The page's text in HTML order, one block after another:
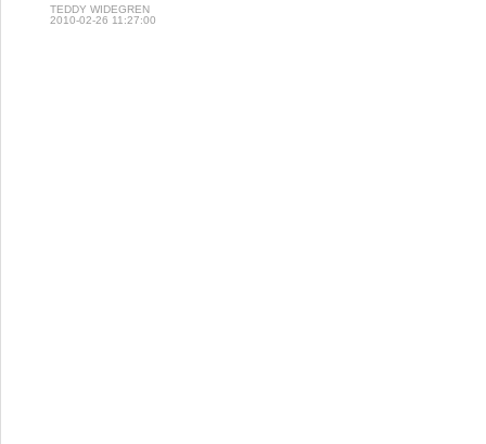
TEDDY WIDEGREN
2010-02-26 11:27:00